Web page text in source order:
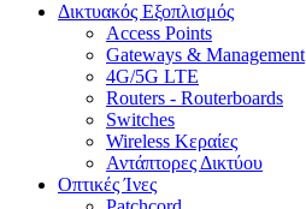
Δικτυακός Εξοπλισμός
Access Points
Gateways & Management
4G/5G LTE
Routers - Routerboards
Switches
Wireless Κεραίες
Αντάπτορες Δικτύου
Οπτικές Ίνες